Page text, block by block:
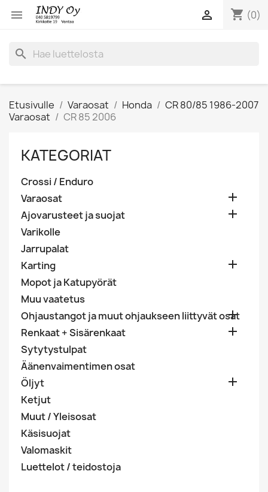
 shopping_cart (0)

search
Etusivulle Varaosat Honda
CR 80/85 1986-2007
Varaosat
CR 85 2006
KATEGORIAT
Crossi / Enduro
Varaosat

Ajovarusteet ja suojat 
Varikolle
Jarrupalat
Karting

Mopot ja Katupyörät
Muu vaatetus
Ohjaustangot ja muut ohjaukseen liittyvät osat

Renkaat + Sisärenkaat 
Sytytystulpat
Äänenvaimentimen osat
Öljyt

Ketjut
Muut / Yleisosat
Käsisuojat
Valomaskit
Luettelot / teidostoja